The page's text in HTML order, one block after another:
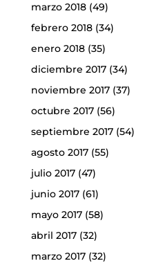
marzo 2018(49)
febrero 2018(34)
enero 2018(35)
diciembre 2017(34)
noviembre 2017(37)
octubre 2017(56)
septiembre 2017(54)
agosto 2017(55)
julio 2017(47)
junio 2017(61)
mayo 2017(58)
abril 2017(32)
marzo 2017(32)